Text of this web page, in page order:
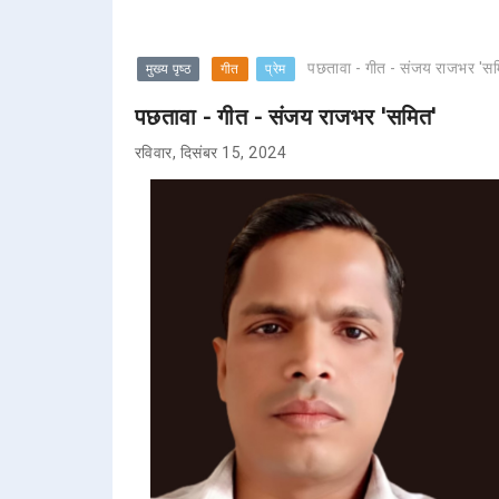
मुख्य पृष्ठ गीत प्रेम पछतावा - गीत - संजय राजभर
पछतावा - गीत - संजय राजभर 'समित'
रविवार, दिसंबर 15, 2024